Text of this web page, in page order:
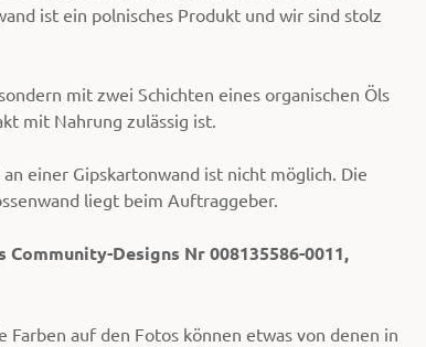
ist ein polnisches Produkt und wir sind stolz
mit zwei Schichten eines organischen Öls
mit Nahrung zulässig ist.
einer Gipskartonwand ist nicht möglich. Die
liegt beim Auftraggeber.
Designs Nr 008135586-0011,
auf den Fotos können etwas von denen in